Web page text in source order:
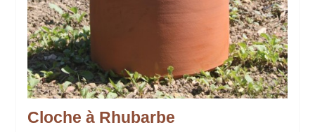
Cloche à Rhubarbe